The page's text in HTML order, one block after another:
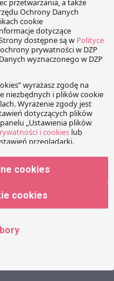
X LinkedIn
diety z nowym
posiłków, limity
Społecznej.
cookies
cookies